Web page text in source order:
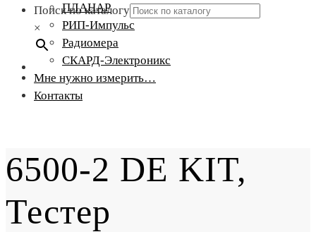
Поиск по каталогу
×
ПЛАНАР
РИП-Импульс
Радиомера
СКАРД-Электроникс
Мне нужно измерить…
Контакты
6500-2 DE KIT,
Тестер